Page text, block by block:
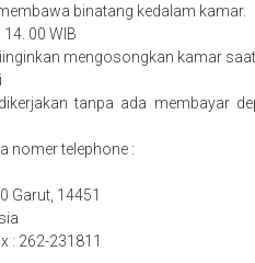
binatang kedalam kamar.
00 WIB
mengosongkan kamar
tanpa ada membayar
nomer telephone :
Garut, 14451
: 262-231811